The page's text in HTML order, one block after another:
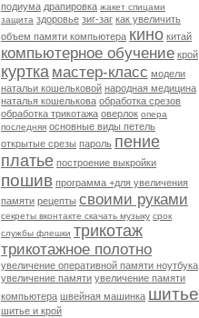
подиума драпировка жакет спицами
защита здоровье зиг-заг как увеличить
объем памяти компьютера кино китай
компьютерное обучение крой
куртка мастер-класс модели
натальи кошельковой народная медицина
наталья кошелькова обработка срезов
обработка трикотажа оверлок опера
последняя основные виды петель
открытые срезы пароль пение
платье построение выкройки
пошив программа +для увеличения
памяти рецепты своими руками
секреты вконтакте скачать музыку срок
службы флешки трикотаж
трикотажное полотно
увеличение оперативной памяти ноутбука
увеличение памяти увеличение памяти
компьютера швейная машинка шитье
шитье и крой